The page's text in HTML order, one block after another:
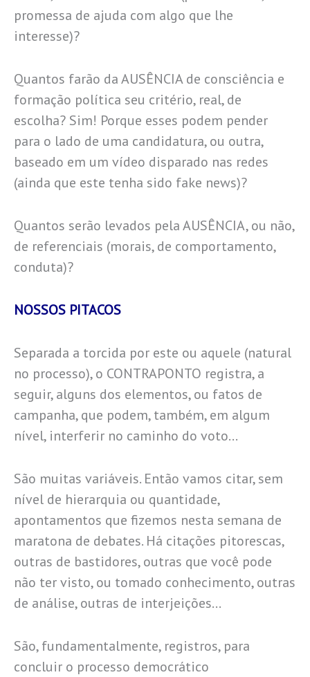
promessa de ajuda com algo que lhe
interesse)?
Quantos farão da AUSÊNCIA de consciência e
formação política seu critério, real, de
escolha? Sim! Porque esses podem pender
para o lado de uma candidatura, ou outra,
baseado em um vídeo disparado nas redes
(ainda que este tenha sido fake news)?
Quantos serão levados pela AUSÊNCIA, ou não,
de referenciais (morais, de comportamento,
conduta)?
NOSSOS PITACOS
Separada a torcida por este ou aquele (natural
no processo), o CONTRAPONTO registra, a
seguir, alguns dos elementos, ou fatos de
campanha, que podem, também, em algum
nível, interferir no caminho do voto…
São muitas variáveis. Então vamos citar, sem
nível de hierarquia ou quantidade,
apontamentos que fizemos nesta semana de
maratona de debates. Há citações pitorescas,
outras de bastidores, outras que você pode
não ter visto, ou tomado conhecimento, outras
de análise, outras de interjeições…
São, fundamentalmente, registros, para
concluir o processo democrático